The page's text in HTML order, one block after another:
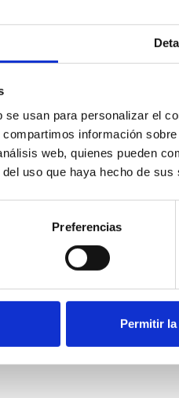
usan para personalizar el
información
web, quienes pueden
uso que haya hecho de sus
Preferencias
Permitir